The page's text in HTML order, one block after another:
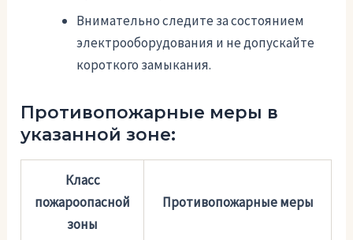
Внимательно следите за состоянием
электрооборудования и не допускайте
короткого замыкания.
Противопожарные меры в
указанной зоне:
Класс
пожароопасной
зоны
Противопожарные меры